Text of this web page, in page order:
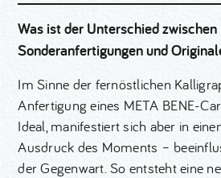
Was ist der Unterschied zwischen
Sonderanfertigungen und
Im Sinne der fernöstlichen
Anfertigung eines META BENE-
Ideal, manifestiert sich aber in
Ausdruck des Moments –
der Gegenwart. So entsteht eine